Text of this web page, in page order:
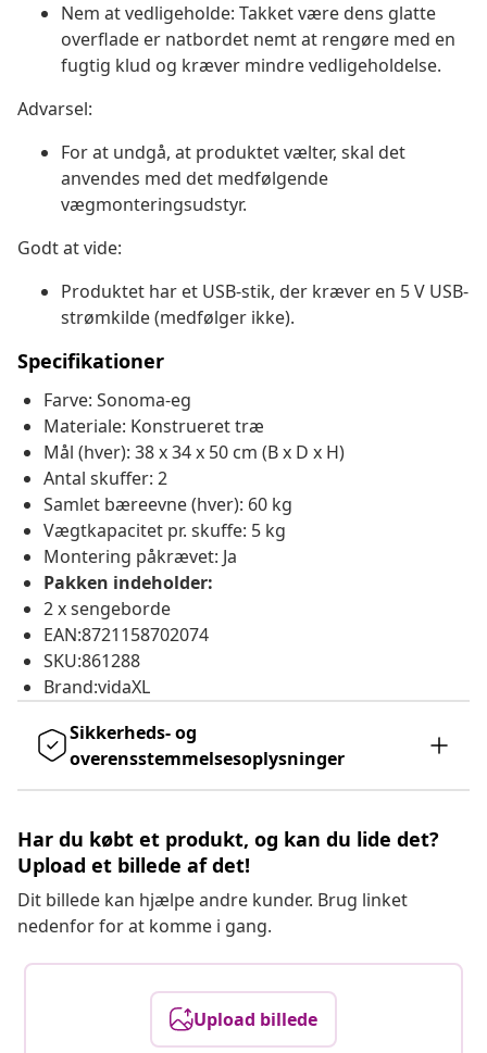
Nem at vedligeholde: Takket være dens glatte
overflade er natbordet nemt at rengøre med en
fugtig klud og kræver mindre vedligeholdelse.
Advarsel:
For at undgå, at produktet vælter, skal det
anvendes med det medfølgende
vægmonteringsudstyr.
Godt at vide:
Produktet har et USB-stik, der kræver en 5 V USB-
strømkilde (medfølger ikke).
Specifikationer
Farve: Sonoma-eg
Materiale: Konstrueret træ
Mål (hver): 38 x 34 x 50 cm (B x D x H)
Antal skuffer: 2
Samlet bæreevne (hver): 60 kg
Vægtkapacitet pr. skuffe: 5 kg
Montering påkrævet: Ja
Pakken indeholder:
2 x sengeborde
EAN:8721158702074
SKU:861288
Brand:vidaXL
Sikkerheds- og
overensstemmelsesoplysninger
Har du købt et produkt, og kan du lide det?
Upload et billede af det!
Dit billede kan hjælpe andre kunder. Brug linket
nedenfor for at komme i gang.
Upload billede